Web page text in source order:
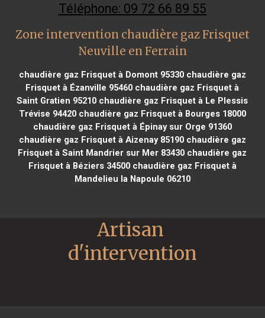
Téléphone: 09 72 66 89 55
Zone intervention chaudière gaz Frisquet
Neuville en Ferrain
chaudière gaz Frisquet à Domont 95330chaudière gaz
Frisquet à Ézanville 95460 chaudière gaz Frisquet à
Saint Gratien 95210 chaudière gaz Frisquet à Le Plessis
Trévise 94420chaudière gaz Frisquet à Bourges 18000
chaudière gaz Frisquet à Épinay sur Orge 91360
chaudière gaz Frisquet à Aizenay 85190chaudière gaz
Frisquet à Saint Mandrier sur Mer 83430 chaudière gaz
Frisquet à Béziers 34500chaudière gaz Frisquet à
Mandelieu la Napoule 06210
Artisan
d'intervention